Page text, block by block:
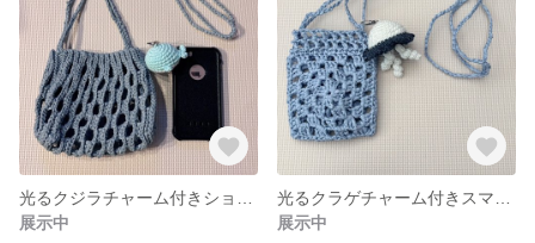
展示中
展示中